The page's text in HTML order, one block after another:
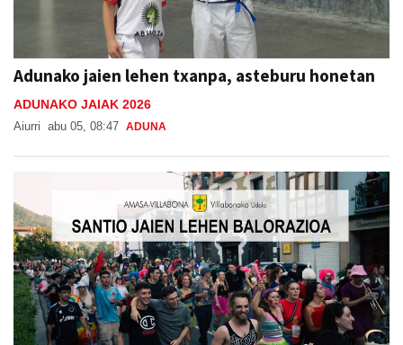
Adunako jaien lehen txanpa, asteburu honetan
ADUNAKO JAIAK 2026
Aiurri abu 05, 08:47 ADUNA